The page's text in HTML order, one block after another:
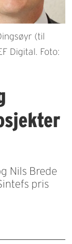
(til
Digital. Foto:
Nils Brede
pris